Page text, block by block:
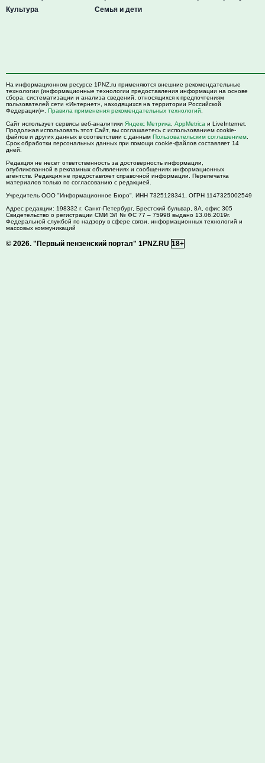
Культура
Семья и дети
На информационном ресурсе 1PNZ.ru применяются внешние рекомендательные
технологии (информационные технологии предоставления информации на основе
сбора, систематизации и анализа сведений, относящихся к предпочтениям
пользователей сети «Интернет», находящихся на территории Российской
Федерации)». Правила применения рекомендательных технологий
Сайт использует сервисы веб-аналитики Яндекс Метрика AppMetrica и LiveInternet.
Продолжая использовать этот Сайт, вы соглашаетесь с использованием cookie-
файлов и других данных в соответствии с данным Пользовательским соглашением
Срок обработки персональных данных при помощи cookie-файлов составляет 14
дней.
Редакция не несет ответственность за достоверность информации,
опубликованной в рекламных объявлениях и сообщениях информационных
агентств. Редакция не предоставляет справочной информации. Перепечатка
материалов только по согласованию с редакцией.
Учредитель ООО "Информационное Бюро". ИНН 7325128341, ОГРН 1147325002549
Адрес редакции: 198332 г. Санкт-Петербург, Брестский бульвар, 8А, офис 305
Свидетельство о регистрации СМИ ЭЛ № ФС 77 – 75998 выдано 13.06.2019г.
Федеральной службой по надзору в сфере связи, информационных технологий и
массовых коммуникаций
© 2026. "Первый пензенский портал" 1PNZ.RU 18+